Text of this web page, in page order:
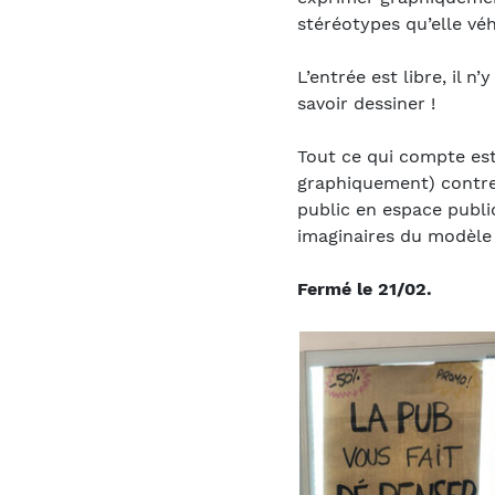
stéréotypes qu’elle
L’entrée est libre, il
savoir dessiner !
Tout ce qui compte
graphiquement)
public en espace
imaginaires du
Fermé le 21/02.